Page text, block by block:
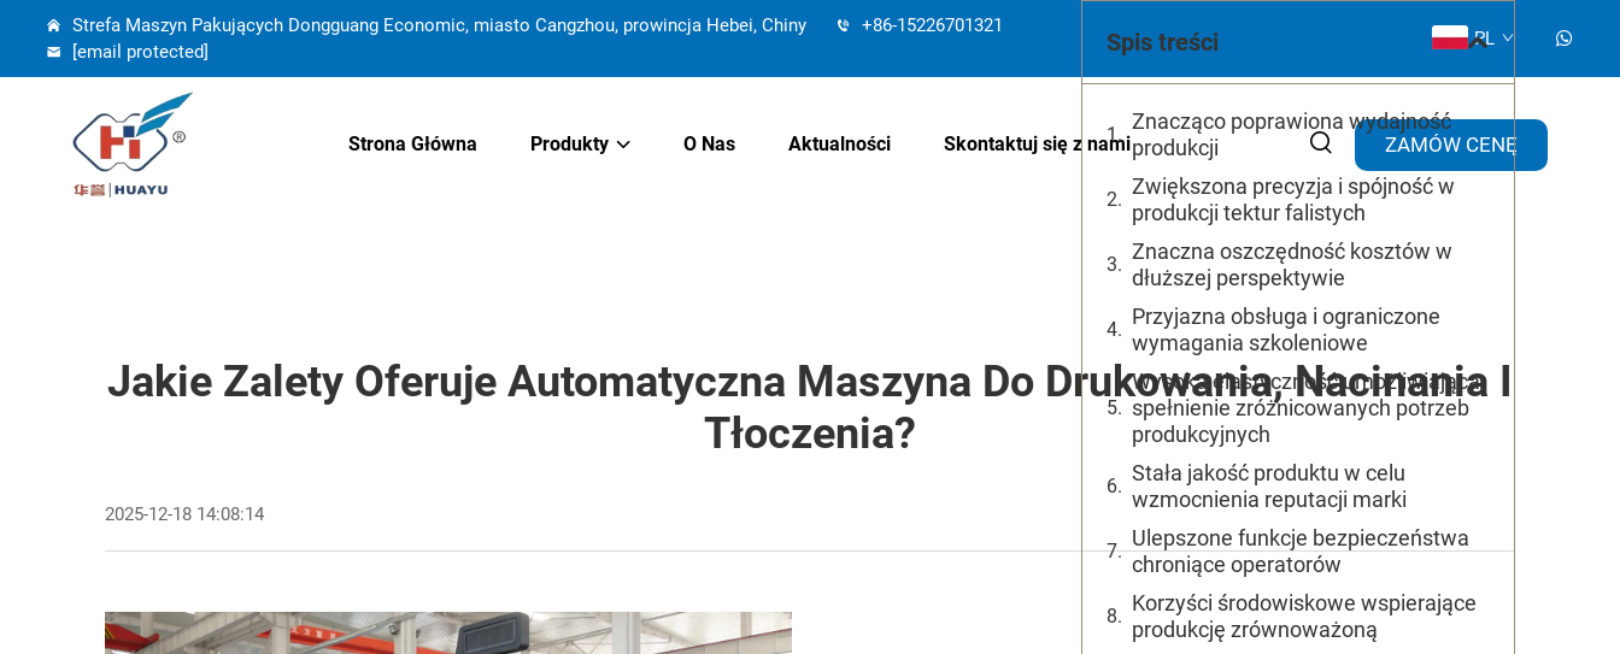
Strefa Maszyn Pakujących Dongguang Economic, miasto Cangzhou, prowincja Hebei, Chiny
+86-15226701321
[email protected]
PL
Strona Główna Produkty O Nas Aktualności Skontaktuj się z nami ZAMÓW CENĘ
Jakie Zalety Oferuje Automatyczna Maszyna Do Drukowania, Nacinania I
Tłoczenia?
2025-12-18 14:08:14
Spis treści
Znacząco poprawiona wydajność
produkcji
Zwiększona precyzja i spójność w
produkcji tektur falistych
Znaczna oszczędność kosztów w
dłuższej perspektywie
Przyjazna obsługa i ograniczone
wymagania szkoleniowe
Wysoka elastyczność umożliwiająca
spełnienie zróżnicowanych potrzeb
produkcyjnych
Stała jakość produktu w celu
wzmocnienia reputacji marki
Ulepszone funkcje bezpieczeństwa
chroniące operatorów
Korzyści środowiskowe wspierające
produkcję zrównoważoną